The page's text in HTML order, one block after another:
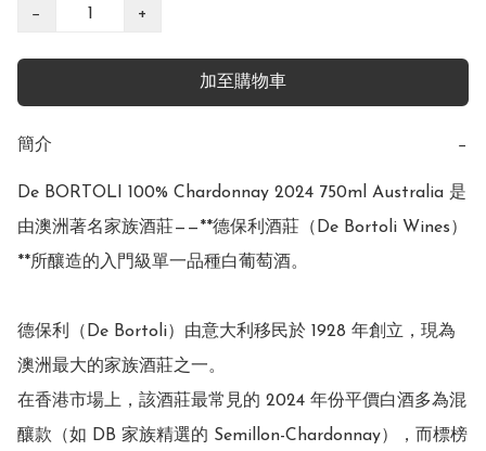
− +
加至購物車
簡介 −
De BORTOLI 100% Chardonnay 2024 750ml Australia 是
由澳洲著名家族酒莊——**德保利酒莊（De Bortoli Wines）
**所釀造的入門級單一品種白葡萄酒。
德保利（De Bortoli）由意大利移民於 1928 年創立，現為
澳洲最大的家族酒莊之一。
在香港市場上，該酒莊最常見的 2024 年份平價白酒多為混
釀款（如 DB 家族精選的 Semillon-Chardonnay），而標榜